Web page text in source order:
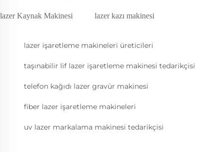
lazer Kaynak Makinesi lazer kazı makinesi
lazer işaretleme makineleri üreticileri
taşınabilir lif lazer işaretleme makinesi tedarikçisi
telefon kağıdı lazer gravür makinesi
fiber lazer işaretleme makineleri
uv lazer markalama makinesi tedarikçisi